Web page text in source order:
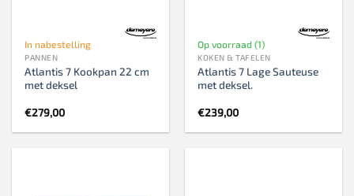
In nabestelling
PANNEN
Atlantis 7 Kookpan 22 cm
met deksel
€279,00
Op voorraad (1)
KOKEN & TAFELEN
Atlantis 7 Lage Sauteuse
met deksel.
€239,00